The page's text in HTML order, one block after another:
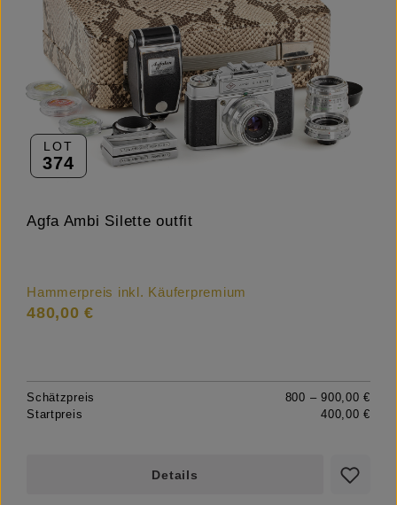
LOT
374
Agfa Ambi Silette outfit
Hammerpreis inkl. Käuferpremium
480,00 €
Schätzpreis
800 – 900,00 €
Startpreis
400,00 €
Details